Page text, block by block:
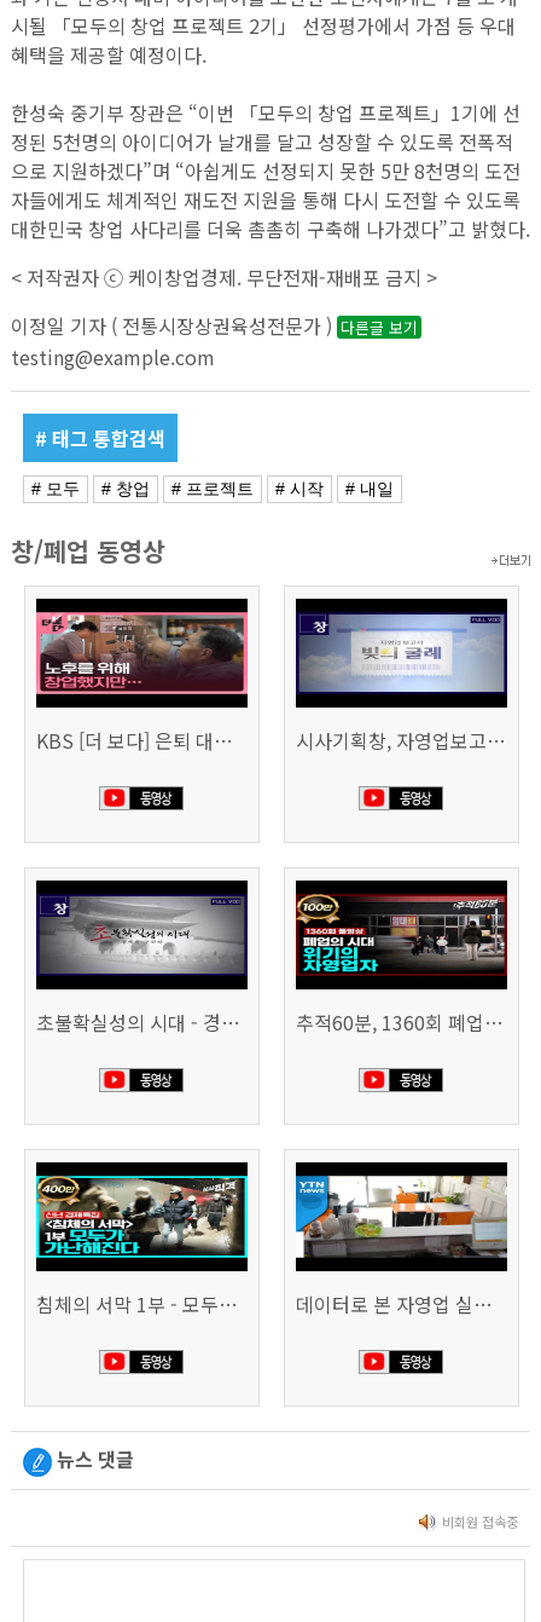
시될 「모두의 창업 프로젝트 2기」 선정평가에서 가점 등 우대
혜택을 제공할 예정이다.
한성숙 중기부 장관은 “이번 「모두의 창업 프로젝트」1기에 선
정된 5천명의 아이디어가 날개를 달고 성장할 수 있도록 전폭적
으로 지원하겠다”며 “아쉽게도 선정되지 못한 5만 8천명의 도전
자들에게도 체계적인 재도전 지원을 통해 다시 도전할 수 있도록
대한민국 창업 사다리를 더욱 촘촘히 구축해 나가겠다”고 밝혔다.
< 저작권자 ⓒ 케이창업경제. 무단전재-재배포 금지 >
이정일 기자 ( 전통시장상권육성전문가 ) 다른글 보기
testing@example.com
# 태그 통합검색
# 모두 # 창업 # 프로젝트 # 시작 # 내일
창/폐업 동영상
KBS [더 보다] 은퇴 대신 폐업 시사기획창, 자영업보고서 빚의 굴레 507회 (KBS 25.6.10)
초불확실성의 시대 - 경제를 구하라 494회 (KBS 25.2.11) 추적60분, 1360회 폐업의 시대, 위기의 자영업자
침체의 서막 1부 - 모두가 가난해진다 | 시사직격 신년특집 데이터로 본 자영업 실태 - 매출 '뚝', 장수 업소도 '휘청'
뉴스 댓글
비회원 접속중